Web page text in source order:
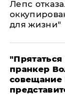
Лепс
для жизни"
пранкер